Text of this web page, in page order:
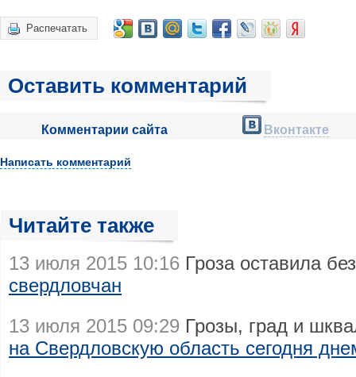
Распечатать
Оставить комментарий
Комментарии сайта Вконтакте
Написать комментарий
Читайте также
13 июля 2015 10:16 Гроза оставила
свердловчан
13 июля 2015 09:29 Грозы, град и
на Свердловскую область сегодня